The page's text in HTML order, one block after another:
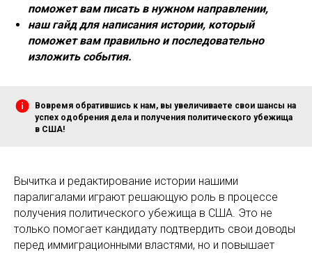
поможет вам писать в нужном направлении,
наш гайд для написания истории, который
поможет вам правильно и последовательно
изложить события.
Вовремя обратившись к нам, вы увеличиваете свои шансы на
успех одобрения дела и получения политического убежища
в США!
Вычитка и редактирование истории нашими
паралигалами играют решающую роль в процессе
получения политического убежища в США. Это не
только помогает кандидату подтвердить свои доводы
перед иммиграционными властями, но и повышает